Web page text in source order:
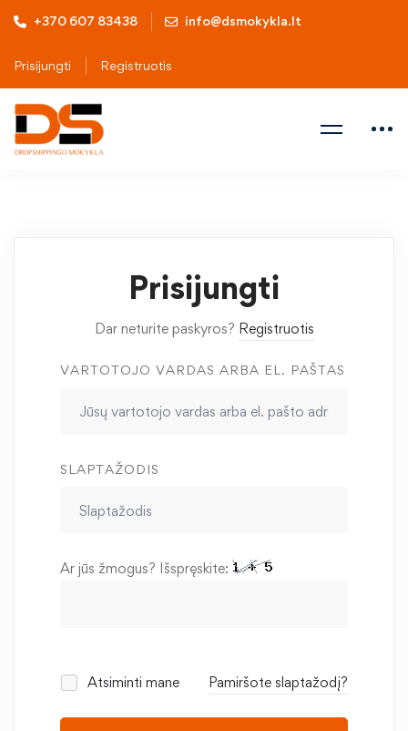
+370 607 83438 info@dsmokykla.lt
Prisijungti Registruotis
Prisijungti
Dar neturite paskyros? Registruotis
VARTOTOJO VARDAS ARBA EL. PAŠTAS
SLAPTAŽODIS
Ar jūs žmogus? Išspręskite:
Atsiminti mane Pamiršote slaptažodį?